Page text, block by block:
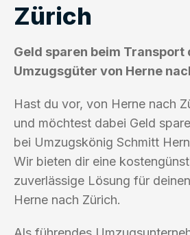
Zürich
Geld sparen beim Transport
Umzugsgüter von Herne
Hast du vor, von Herne nach
und möchtest dabei Geld
bei Umzugskönig Schmitt
Wir bieten dir eine
zuverlässige Lösung für
Herne nach Zürich.